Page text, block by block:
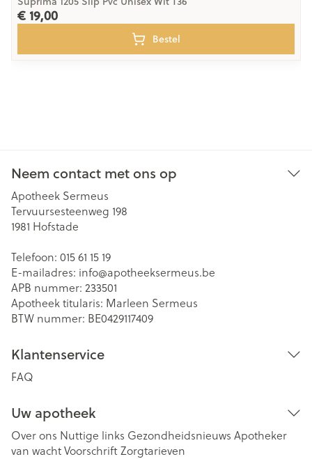
€ 19,00
Bestel
Neem contact met ons op
Apotheek Sermeus
Tervuursesteenweg 198
1981 Hofstade
Telefoon: 015 61 15 19
E-mailadres: info@apotheeksermeus.be
APB nummer: 233501
Apotheek titularis: Marleen Sermeus
BTW nummer: BE0429117409
Klantenservice
FAQ
Uw apotheek
Over ons Nuttige links Gezondheidsnieuws Apotheker
van wachtVoorschriftZorgtarieven